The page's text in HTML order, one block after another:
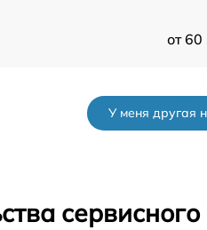
от
У меня другая